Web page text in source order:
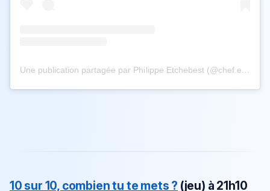
Une publication partagée par Philippe Etchebest (@chef.etchebest)
10 sur 10, combien tu te mets ? (jeu) à 21h10